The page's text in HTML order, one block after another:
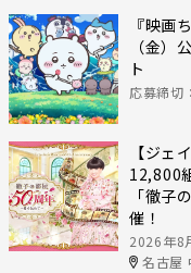
『映画
（金）
ト
応募締切
【ジェ
12,800
「徹子
催！
2026年8
名古屋